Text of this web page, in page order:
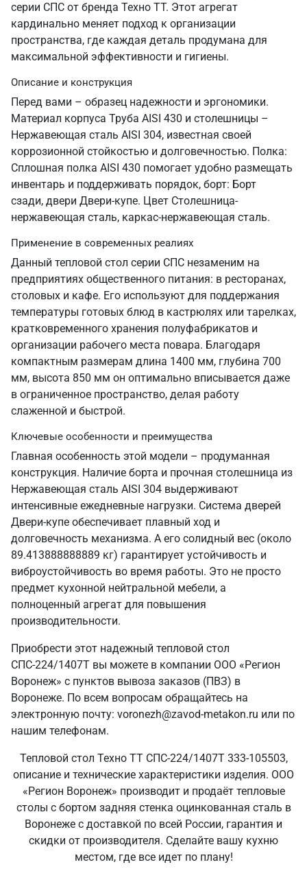
серии СПС от бренда Техно ТТ. Этот агрегат
кардинально меняет подход к организации
пространства, где каждая деталь продумана для
максимальной эффективности и гигиены.
Описание и конструкция
Перед вами – образец надежности и эргономики.
Материал корпуса Труба AISI 430 и столешницы –
Нержавеющая сталь AISI 304, известная своей
коррозионной стойкостью и долговечностью. Полка:
Сплошная полка AISI 430 помогает удобно размещать
инвентарь и поддерживать порядок, борт: Борт
сзади, двери Двери-купе. Цвет Столешница-
нержавеющая сталь, каркас-нержавеющая сталь.
Применение в современных реалиях
Данный тепловой стол серии СПС незаменим на
предприятиях общественного питания: в ресторанах,
столовых и кафе. Его используют для поддержания
температуры готовых блюд в кастрюлях или тарелках,
кратковременного хранения полуфабрикатов и
организации рабочего места повара. Благодаря
компактным размерам длина 1400 мм, глубина 700
мм, высота 850 мм он оптимально вписывается даже
в ограниченное пространство, делая работу
слаженной и быстрой.
Ключевые особенности и преимущества
Главная особенность этой модели – продуманная
конструкция. Наличие борта и прочная столешница из
Нержавеющая сталь AISI 304 выдерживают
интенсивные ежедневные нагрузки. Система дверей
Двери-купе обеспечивает плавный ход и
долговечность механизма. А его солидный вес (около
89.413888888889 кг) гарантирует устойчивость и
виброустойчивость во время работы. Это не просто
предмет кухонной нейтральной мебели, а
полноценный агрегат для повышения
производительности.
Приобрести этот надежный тепловой стол
СПС-224/1407Т вы можете в компании ООО «Регион
Воронеж» с пунктов вывоза заказов (ПВЗ) в
Воронеже. По всем вопросам обращайтесь на
электронную почту: voronezh@zavod-metakon.ru или по
нашим телефонам.
Тепловой стол Техно ТТ СПС-224/1407Т 333-105503,
описание и технические характеристики изделия. ООО
«Регион Воронеж» производит и продаёт тепловые
столы с бортом задняя стенка оцинкованная сталь в
Воронеже с доставкой по всей России, гарантия и
скидки от производителя. Сделайте вашу кухню
местом, где все идет по плану!